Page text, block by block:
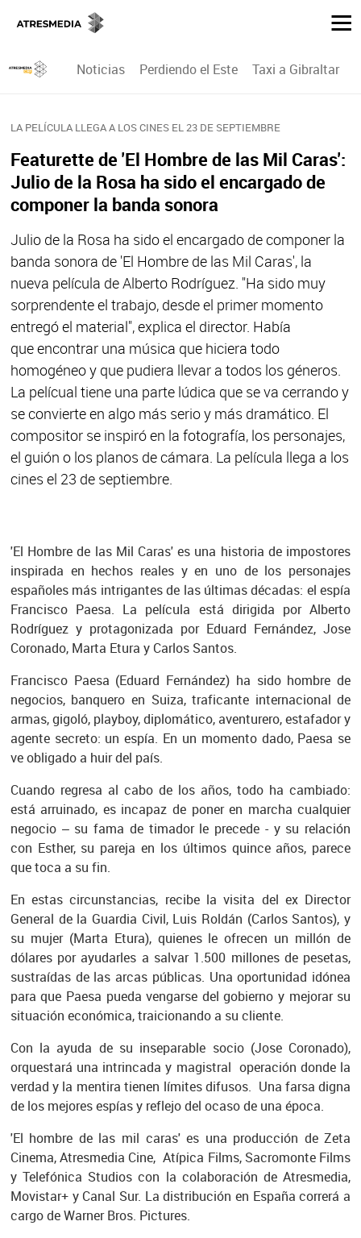
Noticias Perdiendo el Este Taxi a Gibraltar
LA PELÍCULA LLEGA A LOS CINES EL 23 DE SEPTIEMBRE
Featurette de 'El Hombre de las Mil Caras':
Julio de la Rosa ha sido el encargado de
componer la banda sonora
Julio de la Rosa ha sido el encargado de componer la
banda sonora de 'El Hombre de las Mil Caras', la
nueva película de Alberto Rodríguez. "Ha sido muy
sorprendente el trabajo, desde el primer momento
entregó el material", explica el director. Había
que encontrar una música que hiciera todo
homogéneo y que pudiera llevar a todos los géneros.
La pelícual tiene una parte lúdica que se va cerrando y
se convierte en algo más serio y más dramático. El
compositor se inspiró en la fotografía, los personajes,
el guión o los planos de cámara. La película llega a los
cines el 23 de septiembre.
'El Hombre de las Mil Caras' es una historia de impostores
inspirada en hechos reales y en uno de los personajes
españoles más intrigantes de las últimas décadas: el espía
Francisco Paesa. La película está dirigida por Alberto
Rodríguez y protagonizada por Eduard Fernández, Jose
Coronado, Marta Etura y Carlos Santos.
Francisco Paesa (Eduard Fernández) ha sido hombre de
negocios, banquero en Suiza, traficante internacional de
armas, gigoló, playboy, diplomático, aventurero, estafador y
agente secreto: un espía. En un momento dado, Paesa se
ve obligado a huir del país.
Cuando regresa al cabo de los años, todo ha cambiado:
está arruinado, es incapaz de poner en marcha cualquier
negocio – su fama de timador le precede - y su relación
con Esther, su pareja en los últimos quince años, parece
que toca a su fin.
En estas circunstancias, recibe la visita del ex Director
General de la Guardia Civil, Luis Roldán (Carlos Santos), y
su mujer (Marta Etura), quienes le ofrecen un millón de
dólares por ayudarles a salvar 1.500 millones de pesetas,
sustraídas de las arcas públicas. Una oportunidad idónea
para que Paesa pueda vengarse del gobierno y mejorar su
situación económica, traicionando a su cliente.
Con la ayuda de su inseparable socio (Jose Coronado),
orquestará una intrincada y magistral operación donde la
verdad y la mentira tienen límites difusos. Una farsa digna
de los mejores espías y reflejo del ocaso de una época.
'El hombre de las mil caras' es una producción de Zeta
Cinema, Atresmedia Cine, Atípica Films, Sacromonte Films
y Telefónica Studios con la colaboración de Atresmedia,
Movistar+ y Canal Sur. La distribución en España correrá a
cargo de Warner Bros. Pictures.